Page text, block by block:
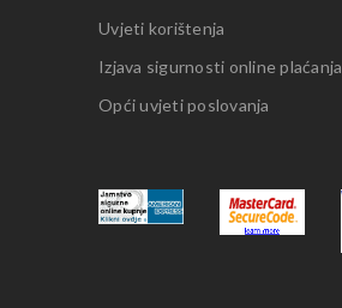
Uvjeti korištenja
Izjava sigurnosti online plaćanja
Opći uvjeti poslovanja